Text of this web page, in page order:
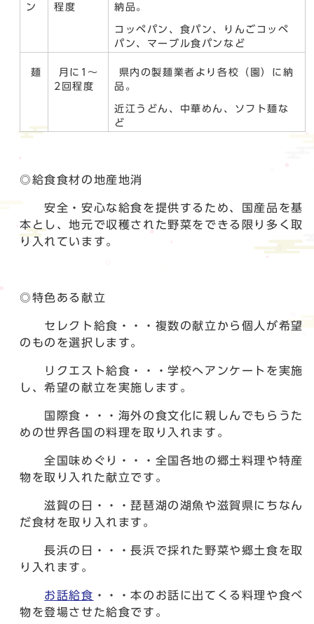
ン
程度
納品。
コッペパン、食パン、りんごコッペ
パン、マーブル食パンなど
麺
月に1～
2回程度
県内の製麺業者より各校（園）に納
品。
近江うどん、中華めん、ソフト麺な
ど
◎給食食材の地産地消
安全・安心な給食を提供するため、国産品を基
本とし、地元で収穫された野菜をできる限り多く取
り入れています。
◎特色ある献立
セレクト給食・・・複数の献立から個人が希望
のものを選択します。
リクエスト給食・・・学校へアンケートを実施
し、希望の献立を実施します。
国際食・・・海外の食文化に親しんでもらうた
めの世界各国の料理を取り入れます。
全国味めぐり・・・全国各地の郷土料理や特産
物を取り入れた献立です。
滋賀の日・・・琵琶湖の湖魚や滋賀県にちなん
だ食材を取り入れます。
長浜の日・・・長浜で採れた野菜や郷土食を取
り入れます。
お話給食 ・・・本のお話に出てくる料理や食べ
物を登場させた給食です。